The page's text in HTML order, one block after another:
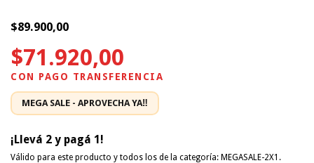
$89.900,00
$71.920,00
¡Llevá 2 y pagá 1!
Válido para este producto y todos los de la categoría: MEGASALE-2X1.